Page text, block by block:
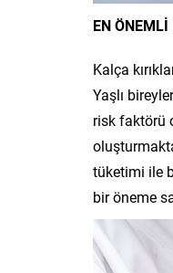
EN
Kalça
Yaşlı
risk faktörü
tüketimi ile
bir öneme